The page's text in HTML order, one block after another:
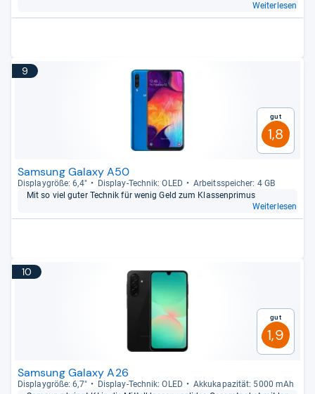
Weiterlesen
9
Gut
1,8
Samsung Galaxy A50
Dis­play­größe: 6,4" Dis­play-​Tech­nik: OLED
Arbeitsspei­cher: 4 GB
Mit so viel guter Tech­nik für wenig Geld zum Klas­sen­pri­mus
Weiterlesen
10
Gut
1,9
Samsung Galaxy A26
Dis­play­größe: 6,7" Dis­play-​Tech­nik: OLED
Akku­ka­pa­zi­tät: 5000 mAh